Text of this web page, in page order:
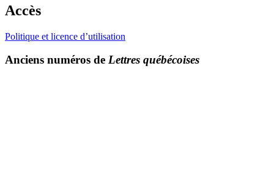
Accès
Politique et licence d’utilisation
Anciens numéros de Lettres québécoises